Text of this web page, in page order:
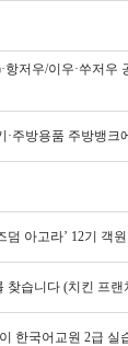
저우/이우·쑤저우
주방용품 주방뱅크
아고라’ 12기 객
찾습니다 (치킨 프랜
한국어교원 2급 실